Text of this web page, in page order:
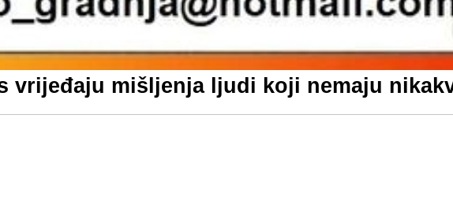
vrijeđaju mišljenja ljudi koji nemaju